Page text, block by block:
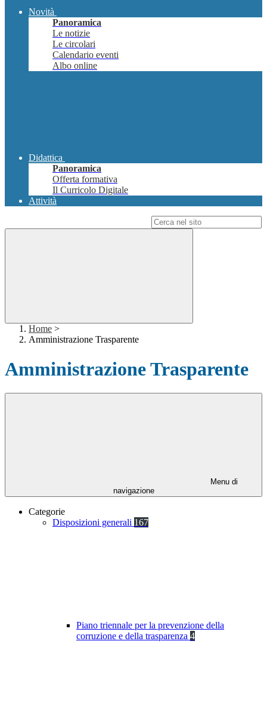
Novità
Panoramica
Le notizie
Le circolari
Calendario eventi
Albo online
Didattica
Panoramica
Offerta formativa
Il Curricolo Digitale
Attività
Home >
Amministrazione Trasparente
Amministrazione Trasparente
Menu di
navigazione
Categorie
Disposizioni generali 167
Piano triennale per la prevenzione della
corruzione e della trasparenza 4